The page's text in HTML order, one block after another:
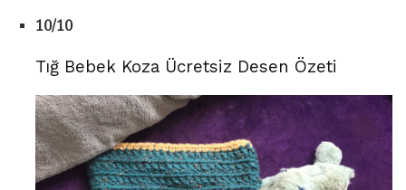
10/10
Tığ Bebek Koza Ücretsiz Desen Özeti